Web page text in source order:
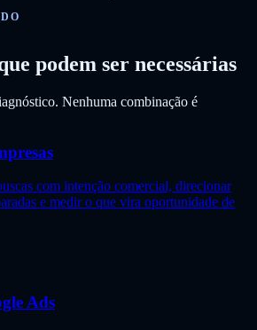
podem ser necessárias
Nenhuma combinação é
com intenção comercial, direcionar
e medir o que vira oportunidade de
Ads